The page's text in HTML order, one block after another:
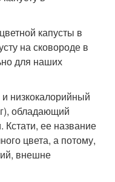
капусты в
на сковороде в
для наших
низкокалорийный
обладающий
ее название
цвета, а потому,
внешне